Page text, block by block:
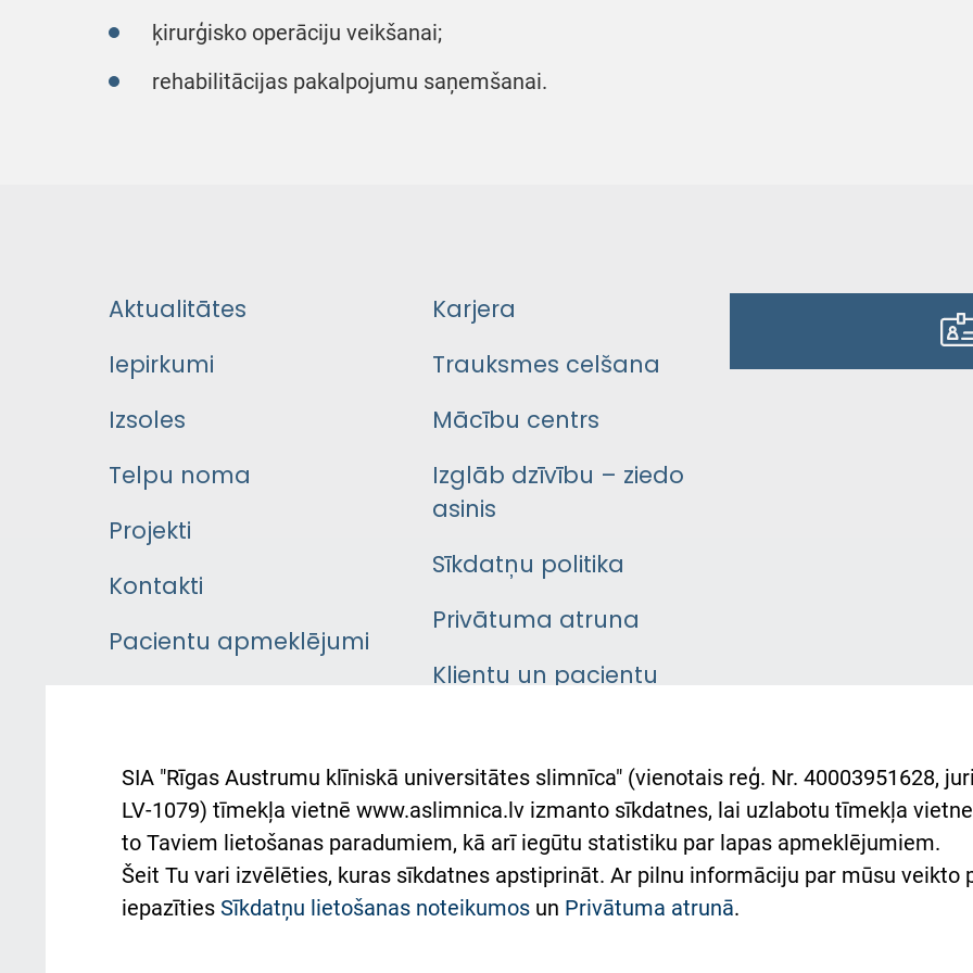
ķirurģisko operāciju veikšanai;
rehabilitācijas pakalpojumu saņemšanai.
Aktualitātes
Iepirkumi
Izsoles
Telpu noma
Projekti
Kontakti
Pacientu apmeklējumi
Pacienta
atsauksmju/sūdzību
iesniegšanas kārtība
Kā pie mums nokļūt
Karjera
Trauksmes celšana
Mācību centrs
Izglāb dzīvību – ziedo
asinis
Sīkdatņu politika
Privātuma atruna
Klientu un pacientu
Austrumu slimnīcas
atbalsts Ukrainai
Підтримка Східної лікарні
та співпраця з Україною
SIA "Rīgas Austrumu klīniskā universitātes slimnīca" (vienotais reģ. Nr. 40003951628,
LV-1079) tīmekļa vietnē www.aslimnica.lv izmanto sīkdatnes, lai uzlabotu tīmekļa
to Taviem lietošanas paradumiem, kā arī iegūtu statistiku par lapas apmeklējumiem.
Šeit Tu vari izvēlēties, kuras sīkdatnes apstiprināt. Ar pilnu informāciju par mūsu veikto
iepazīties Sīkdatņu lietošanas noteikumos un Privātuma atrunā.